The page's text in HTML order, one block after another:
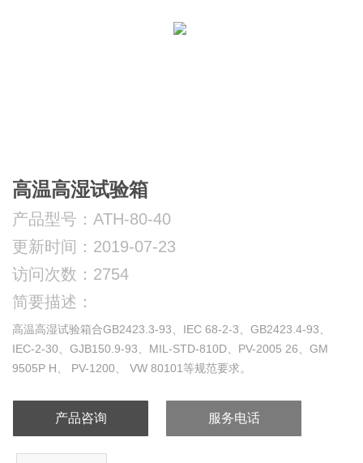
高温高湿试验箱
产品型号：ATH-80-40
更新时间：2019-07-23
访问次数：2754
简要描述：
高温高湿试验箱合GB2423.3-93、IEC 68-2-3、GB2423.4-93、
IEC-2-30、GJB150.9-93、MIL-STD-810D、PV-2005 26、GM
9505P H、 PV-1200、 VW 80101等规范要求。
产品咨询 服务电话